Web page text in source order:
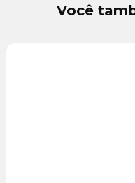
Você